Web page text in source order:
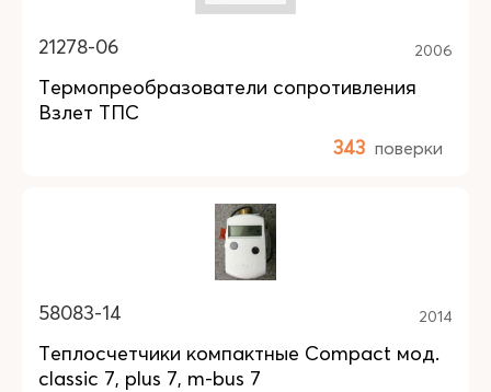
21278-06 2006
Термопреобразователи сопротивления
Взлет ТПС
343 поверки
58083-14 2014
Теплосчетчики компактные Compact мод.
classic 7, plus 7, m-bus 7